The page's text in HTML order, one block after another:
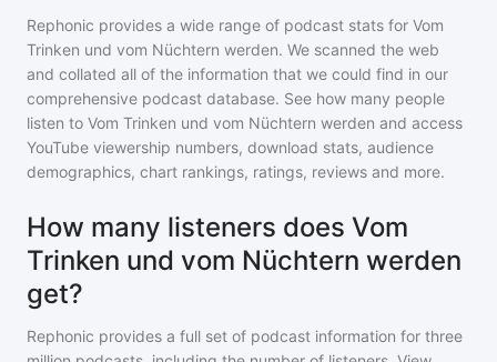
Rephonic provides a wide range of podcast stats for Vom
Trinken und vom Nüchtern werden. We scanned the web
and collated all of the information that we could find in our
comprehensive podcast database. See how many people
listen to Vom Trinken und vom Nüchtern werden and access
YouTube viewership numbers, download stats, audience
demographics, chart rankings, ratings, reviews and more.
How many listeners does Vom
Trinken und vom Nüchtern werden
get?
Rephonic provides a full set of podcast information for three